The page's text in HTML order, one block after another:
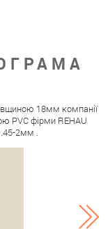
18мм компанії
PVC фірми REHAU
2мм .